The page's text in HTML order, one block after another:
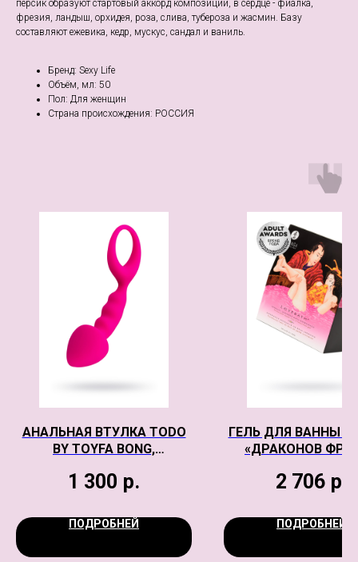
персик образуют стартовый аккорд композиции, в сердце - фиалка,
фрезия, ландыш, орхидея, роза, слива, тубероза и жасмин. Базу
составляют ежевика, кедр, мускус, сандал и ваниль.
Бренд: Sexy Life
Объём, мл: 50
Пол: Для женщин
Страна происхождения: РОССИЯ
АНАЛЬНАЯ ВТУЛКА TODO
BY TOYFA BONG,
СИЛИКОН, РОЗОВАЯ, 12,5
1 300 р.
ПОДРОБНЕЙ
ГЕЛЬ ДЛЯ ВАННЫ
«ДРАКОНОВ
2 706 р.
ПОДРОБНЕЙ